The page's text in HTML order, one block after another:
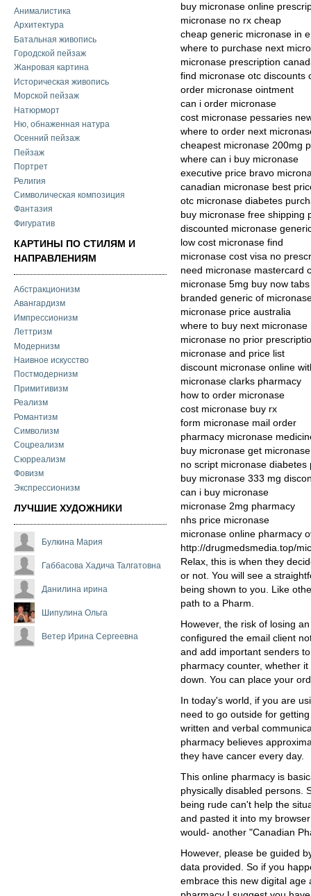
Анималистика
Архитектура
Батальная живопись
Городской пейзаж
Жанровая картина
Историческая живопись
Морской пейзаж
Натюрморт
Ню, обнаженная натура
Осенний пейзаж
Пейзаж
Портрет
Религия
Символическая композиция
Фантазия
Фигуратив
КАРТИНЫ ПО СТИЛЯМ И
НАПРАВЛЕНИЯМ
Абстракционизм
Авангардизм
Импрессионизм
Леттризм
Модернизм
Наивное искусство
Постмодернизм
Примитивизм
Реализм
Романтизм
Символизм
Соцреализм
Сюрреализм
Фовизм
Экспрессионизм
ЛУЧШИЕ ХУДОЖНИКИ
Булкина Мария
Габбасова Хадича Талгатовна
Данилина ирина
Шипулина Ольга
Ветер Ирина Сергеевна
buy micronase online
micronase no rx cheap
cheap generic micronase in
where to purchase next
micronase prescription
find micronase otc discounts
order micronase ointment
can i order micronase
cost micronase pessaries
where to order next
cheapest micronase 200mg
where can i buy micronase
executive price bravo
canadian micronase best
otc micronase diabetes
buy micronase free shipping
discounted micronase
low cost micronase find
micronase cost visa no
need micronase mastercard
micronase 5mg buy now tabs
branded generic of
micronase price australia
where to buy next micronase
micronase no prior
micronase and price list
discount micronase online
micronase clarks pharmacy
how to order micronase
cost micronase buy rx
form micronase mail order
pharmacy micronase
buy micronase get micronase
no script micronase diabetes
buy micronase 333 mg
can i buy micronase
micronase 2mg pharmacy
nhs price micronase
micronase online pharmacy
http://drugmedsmedia.top/
Relax, this is when they
or not. You will see a
being shown to you. Like
path to a Pharm.
However, the risk of losing
configured the email client
and add important senders
pharmacy counter, whether
down. You can place your
In today's world, if you are
need to go outside for
written and verbal
pharmacy believes
they have cancer every day.
This online pharmacy is
physically disabled persons.
being rude can't help the
and pasted it into my
would- another "Canadian
However, please be guided
data provided. So if you
embrace this new digital age